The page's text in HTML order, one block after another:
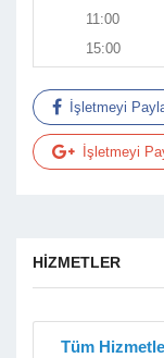
11:00
15:00
İşletmeyi
İşletmeyi
HİZMETLER
Tüm